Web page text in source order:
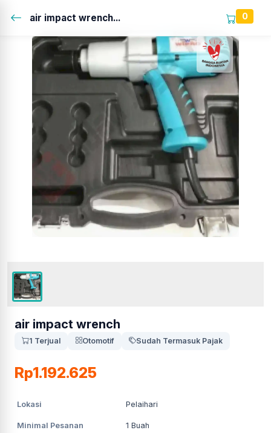
air impact wrench... 0
air impact wrench
1 Terjual Otomotif Sudah Termasuk Pajak
Rp1.192.625
Lokasi Pelaihari
Minimal Pesanan 1 Buah